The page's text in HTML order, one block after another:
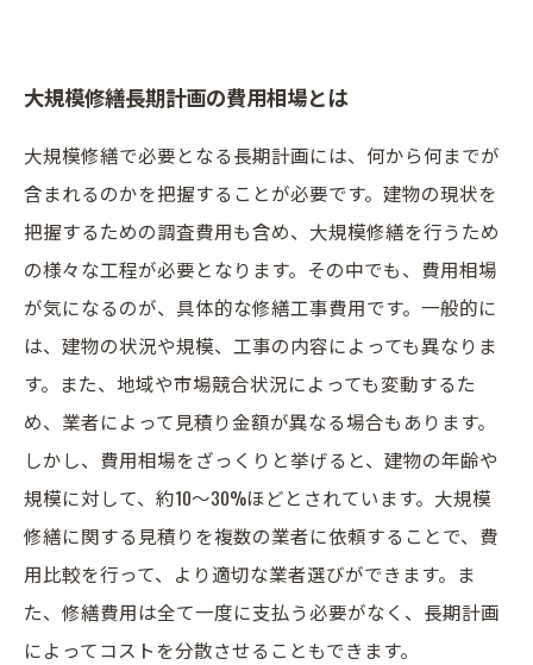
大規模修繕長期計画の費用相場とは
大規模修繕で必要となる長期計画には、何から何までが
含まれるのかを把握することが必要です。建物の現状を
把握するための調査費用も含め、大規模修繕を行うため
の様々な工程が必要となります。その中でも、費用相場
が気になるのが、具体的な修繕工事費用です。一般的に
は、建物の状況や規模、工事の内容によっても異なりま
す。また、地域や市場競合状況によっても変動するた
め、業者によって見積り金額が異なる場合もあります。
しかし、費用相場をざっくりと挙げると、建物の年齢や
規模に対して、約10～30%ほどとされています。大規模
修繕に関する見積りを複数の業者に依頼することで、費
用比較を行って、より適切な業者選びができます。ま
た、修繕費用は全て一度に支払う必要がなく、長期計画
によってコストを分散させることもできます。